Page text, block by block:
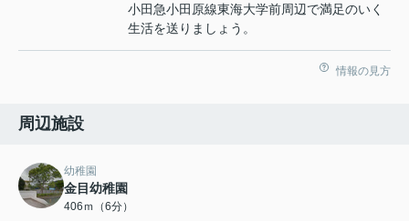
小田急小田原線東海大学前周辺で満足のいく
生活を送りましょう。
情報の見方
周辺施設
幼稚園
金目幼稚園
406ｍ（6分）